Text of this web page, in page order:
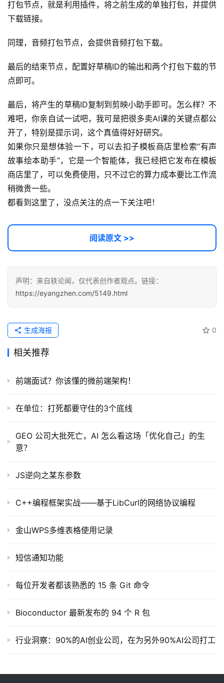
打包节点，就是利用插件，将之前生成的单独打包，并提供
下载链接。
同理，音频打包节点，会提供音频打包下载。
最后的结束节点，配置好草稿ID的输出和两个打包下载的节
点即可。
最后，将产生的草稿ID复制到剪映小助手即可。怎么样？不
难吧，你亲自试一试吧，我可是把很多卖AI课的关键点都公
开了，特别是提示词，这个真值得好好研究。
如果你只是想体验一下，可以去扣子模板商店里检索“有声
故事绘本助手”，它是一个智能体，我已经把它发布在模板
商店里了，可以免费使用，只不过它的算力成本要比工作流
稍微贵一些。
都看到这里了，没点关注的点一下关注吧！
阅读原文 >>
声明：来自轶论闻，仅代表创作者观点。链接：
https://eyangzhen.com/5149.html
0
生成海报
相关推荐
前端面试？你该懂的微前端架构！
在单位：打死都要守住的3个底线
GEO 公司大批死亡，AI 怎么看这场「优化自己」的生
意？
JS逆向之某东参数
C++编程框架实战——基于LibCurl的网络协议编程
金山WPS多维表格使用记录
短信通知功能
每位开发者都该熟悉的 15 条 Git 命令
Bioconductor 最新发布的 94 个 R 包
行业洞察：90%的AI创业公司，在为另外90%AI公司打工